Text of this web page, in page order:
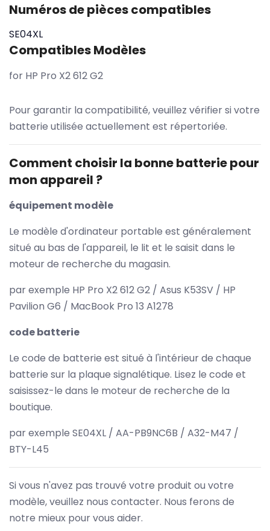
Numéros de pièces compatibles
SE04XL
Compatibles Modèles
for HP Pro X2 612 G2
Pour garantir la compatibilité, veuillez vérifier si votre
batterie utilisée actuellement est répertoriée.
Comment choisir la bonne batterie pour
mon appareil ?
équipement modèle
Le modèle d'ordinateur portable est généralement
situé au bas de l'appareil, le lit et le saisit dans le
moteur de recherche du magasin.
par exemple HP Pro X2 612 G2 / Asus K53SV / HP
Pavilion G6 / MacBook Pro 13 A1278
code batterie
Le code de batterie est situé à l'intérieur de chaque
batterie sur la plaque signalétique. Lisez le code et
saisissez-le dans le moteur de recherche de la
boutique.
par exemple SE04XL / AA-PB9NC6B / A32-M47 /
BTY-L45
Si vous n'avez pas trouvé votre produit ou votre
modèle, veuillez nous contacter. Nous ferons de
notre mieux pour vous aider.